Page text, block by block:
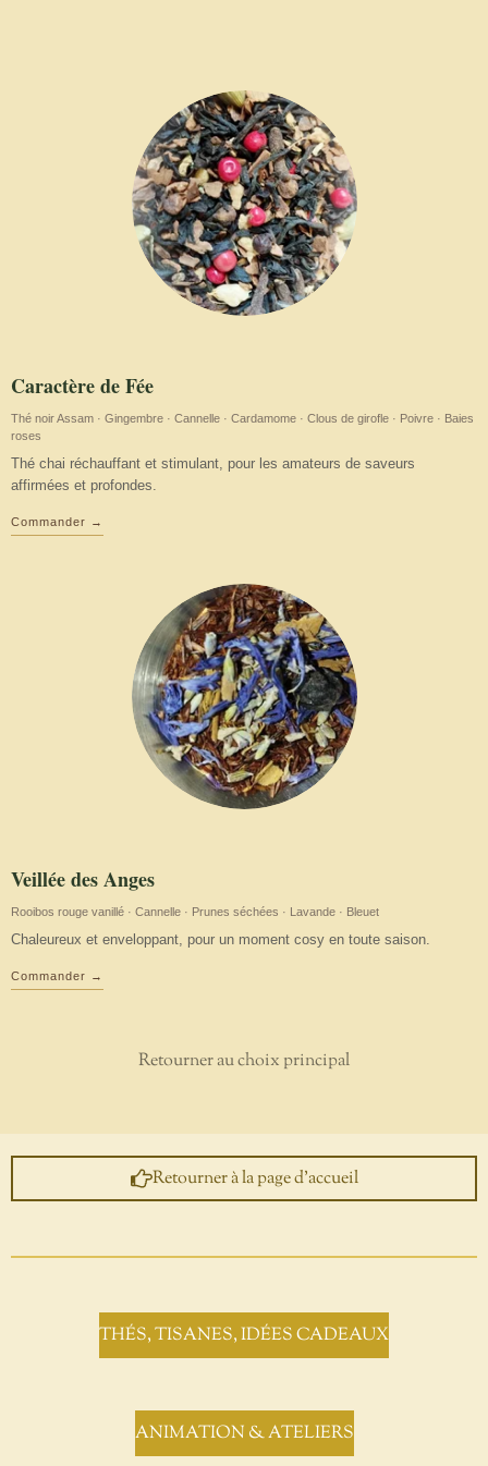
Caractère de Fée
Thé noir Assam · Gingembre · Cannelle · Cardamome · Clous de girofle · Poivre · Baies
roses
Thé chai réchauffant et stimulant, pour les amateurs de saveurs
affirmées et profondes.
Commander →
Veillée des Anges
Rooibos rouge vanillé · Cannelle · Prunes séchées · Lavande · Bleuet
Chaleureux et enveloppant, pour un moment cosy en toute saison.
Commander →
Retourner au choix principal
Retourner à la page d'accueil
THÉS, TISANES, IDÉES CADEAUX
ANIMATION & ATELIERS